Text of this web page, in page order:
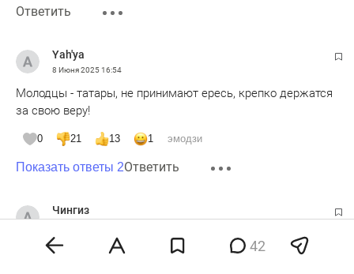
Ответить
Yah'ya
8 Июня 202516:54
Молодцы - татары, не принимают ересь, крепко держатся
за свою веру!
0 21 13 1 эмодзи
Показать ответы 2Ответить
Чингиз
Ширк - это самый тяжкий грех в исламе. Поэтому ничего
42